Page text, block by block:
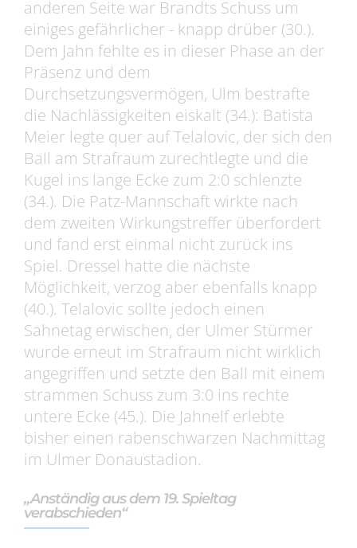
anderen Seite war Brandts Schuss um
einiges gefährlicher - knapp drüber (30.).
Dem Jahn fehlte es in dieser Phase an der
Präsenz und dem
Durchsetzungsvermögen, Ulm bestrafte
die Nachlässigkeiten eiskalt (34.): Batista
Meier legte quer auf Telalovic, der sich den
Ball am Strafraum zurechtlegte und die
Kugel ins lange Ecke zum 2:0 schlenzte
(34.). Die Patz-Mannschaft wirkte nach
dem zweiten Wirkungstreffer überfordert
und fand erst einmal nicht zurück ins
Spiel. Dressel hatte die nächste
Möglichkeit, verzog aber ebenfalls knapp
(40.). Telalovic sollte jedoch einen
Sahnetag erwischen, der Ulmer Stürmer
wurde erneut im Strafraum nicht wirklich
angegriffen und setzte den Ball mit einem
strammen Schuss zum 3:0 ins rechte
untere Ecke (45.). Die Jahnelf erlebte
bisher einen rabenschwarzen Nachmittag
im Ulmer Donaustadion.
„Anständig aus dem 19. Spieltag
verabschieden“